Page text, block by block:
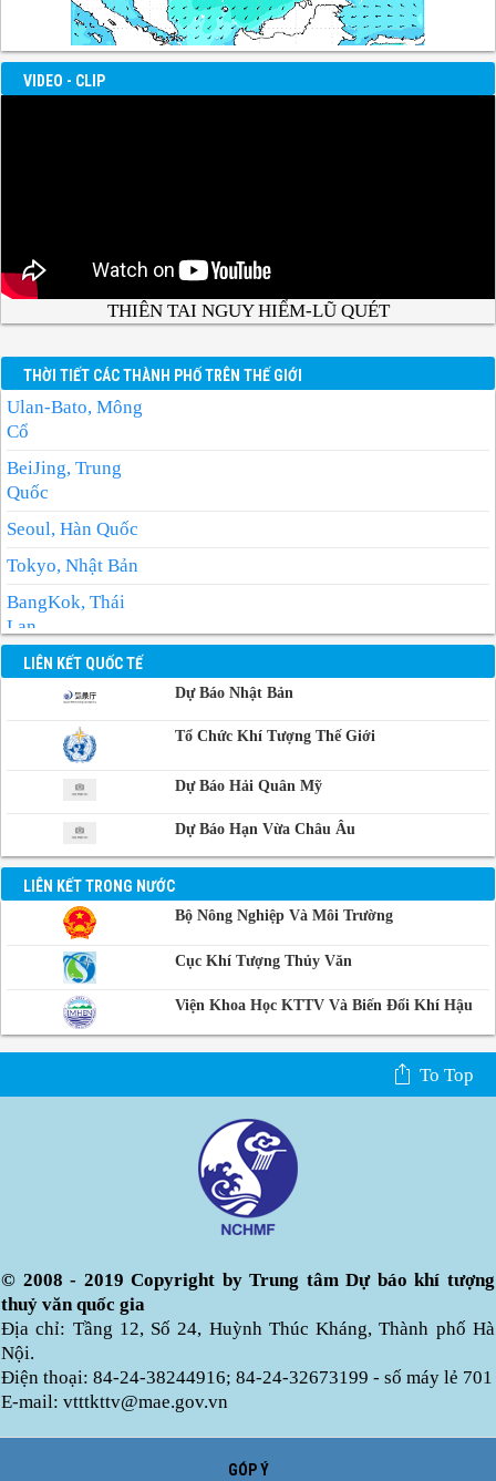
VIDEO - CLIP
THIÊN TAI NGUY HIỂM-LŨ QUÉT
THỜI TIẾT CÁC THÀNH PHỐ TRÊN THẾ GIỚI
Ulan-Bato, Mông
Cổ
BeiJing, Trung
Quốc
Seoul, Hàn Quốc
Tokyo, Nhật Bản
BangKok, Thái
Lan
Manila, Philippin
Phnom-Penh,
Campuchia
LIÊN KẾT QUỐC TẾ
Dự Báo Nhật Bản
Tổ Chức Khí Tượng Thế Giới
Dự Báo Hải Quân Mỹ
Dự Báo Hạn Vừa Châu Âu
LIÊN KẾT TRONG NƯỚC
Bộ Nông Nghiệp Và Môi Trường
Cục Khí Tượng Thủy Văn
Viện Khoa Học KTTV Và Biến Đổi Khí Hậu
To Top
© 2008 - 2019 Copyright by Trung tâm Dự báo khí tượng
thuỷ văn quốc gia
Địa chỉ: Tầng 12, Số 24, Huỳnh Thúc Kháng, Thành phố Hà
Nội.
Điện thoại: 84-24-38244916; 84-24-32673199 - số máy lẻ 701
E-mail: vtttkttv@mae.gov.vn
GÓP Ý